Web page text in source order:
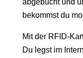
bekommst du
Mit der RFID-
Du legst im